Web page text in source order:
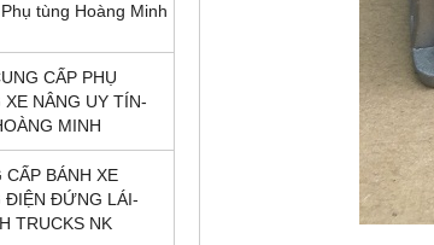
tùng Hoàng Minh
CẤP PHỤ
XE NÂNG UY TÍN-
MINH
CẤP BÁNH XE
ĐIỆN ĐỨNG LÁI-
TRUCKS NK